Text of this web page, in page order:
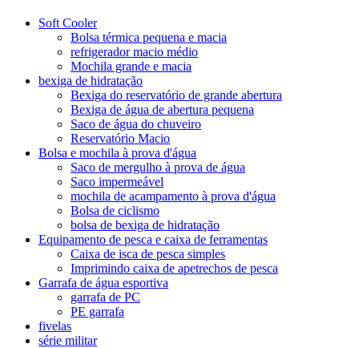
Soft Cooler
Bolsa térmica pequena e macia
refrigerador macio médio
Mochila grande e macia
bexiga de hidratação
Bexiga do reservatório de grande abertura
Bexiga de água de abertura pequena
Saco de água do chuveiro
Reservatório Macio
Bolsa e mochila à prova d'água
Saco de mergulho à prova de água
Saco impermeável
mochila de acampamento à prova d'água
Bolsa de ciclismo
bolsa de bexiga de hidratação
Equipamento de pesca e caixa de ferramentas
Caixa de isca de pesca simples
Imprimindo caixa de apetrechos de pesca
Garrafa de água esportiva
garrafa de PC
PE garrafa
fivelas
série militar